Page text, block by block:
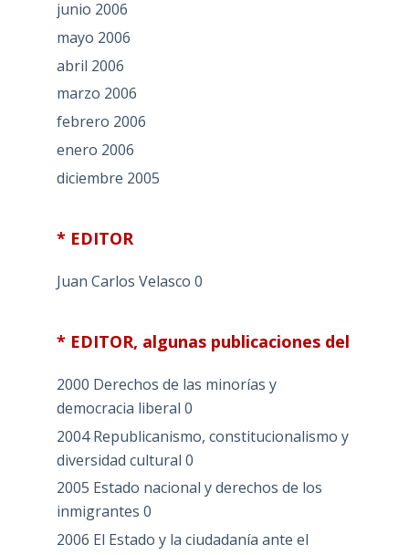
junio 2006
mayo 2006
abril 2006
marzo 2006
febrero 2006
enero 2006
diciembre 2005
* EDITOR
Juan Carlos Velasco 0
* EDITOR, algunas publicaciones del
2000 Derechos de las minorías y
democracia liberal 0
2004 Republicanismo, constitucionalismo y
diversidad cultural 0
2005 Estado nacional y derechos de los
inmigrantes 0
2006 El Estado y la ciudadanía ante el